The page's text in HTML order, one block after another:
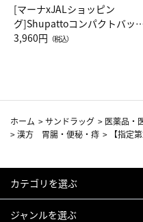
[マーナxJALショッピン
グ]Shupattoコンパクトバッ
Drop JAL客室乗務員（LC）ス
3,960円 （税込）
ホーム >サンドラッグ > 医薬品・
>漢方 胃腸・便秘・痔 > 【指定
カテゴリを選ぶ
ジャンルを選ぶ